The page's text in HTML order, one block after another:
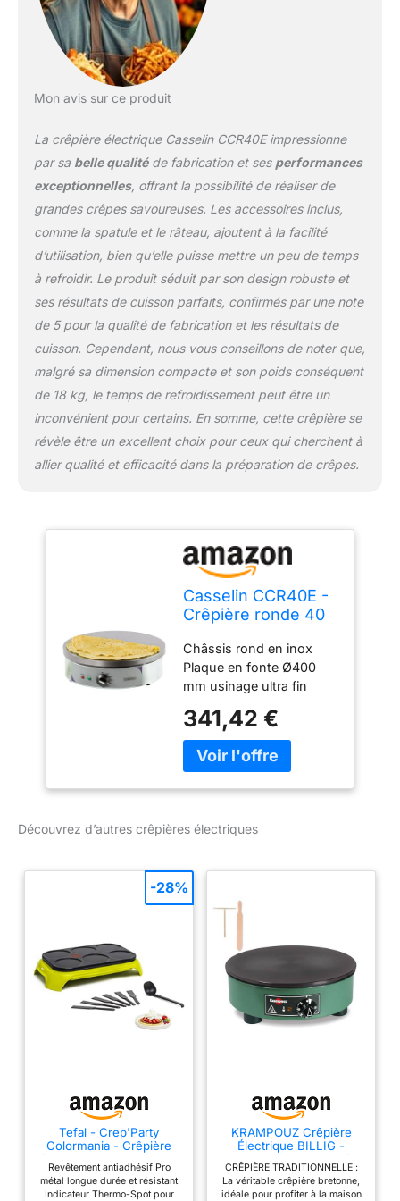
Mon avis sur ce produit
La crêpière électrique Casselin CCR40E impressionne
par sa belle qualitéde fabrication et ses performances
exceptionnelles, offrant la possibilité de réaliser de
grandes crêpes savoureuses. Les accessoires inclus,
comme la spatule et le râteau, ajoutent à la facilité
d’utilisation, bien qu’elle puisse mettre un peu de temps
à refroidir. Le produit séduit par son design robuste et
ses résultats de cuisson parfaits, confirmés par une note
de 5 pour la qualité de fabrication et les résultats de
cuisson. Cependant, nous vous conseillons de noter que,
malgré sa dimension compacte et son poids conséquent
de 18 kg, le temps de refroidissement peut être un
inconvénient pour certains. En somme, cette crêpière se
révèle être un excellent choix pour ceux qui cherchent à
allier qualité et efficacité dans la préparation de crêpes.
Casselin CCR40E -
Crêpière ronde 40
Châssis rond en inox
Plaque en fonte Ø400
mm usinage ultra fin
60°C à 300°C
Thermostat de sécurité
Puissance : 2 700 W /
341,42 €
Découvrez d’autres crêpières électriques
Tefal - Crep'Party
Colormania - Crêpière
Revêtement antiadhésif Pro
métal longue durée et résistant
Indicateur Thermo-Spot pour
-28%
KRAMPOUZ Crêpière
Électrique BILLIG -
Plaque en Fonte Usinée
Diamètre 35 cm - 220-
240 Volts et 2500 Watts -
CRÊPIÈRE TRADITIONNELLE :
La véritable crêpière bretonne,
idéale pour profiter à la maison